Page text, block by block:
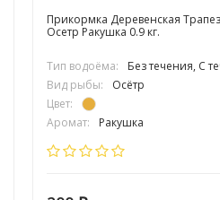
Прикормка Деревенская
Осетр Ракушка 0.9 кг.
Тип водоёма:
Без течения, С
Вид рыбы:
Осётр
Цвет:
Аромат:
Ракушка
Фракция:
Средняя